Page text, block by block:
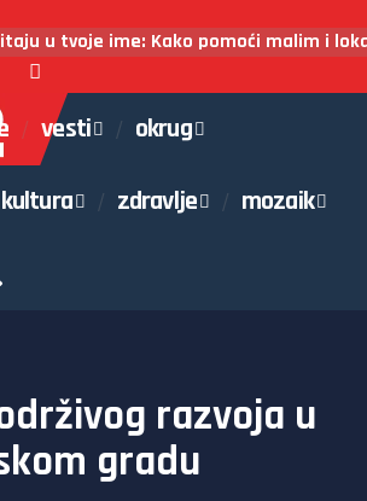
u tvoje ime: Kako pomoći malim i
vesti okrug
kultura zdravlje mozaik
razvoja u
gradu